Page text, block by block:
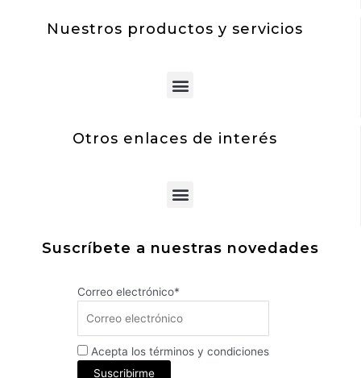
Nuestros productos y servicios
Menu
Otros enlaces de interés
Menu
Suscríbete a nuestras novedades
Correo electrónico*
Acepta los términos y condiciones